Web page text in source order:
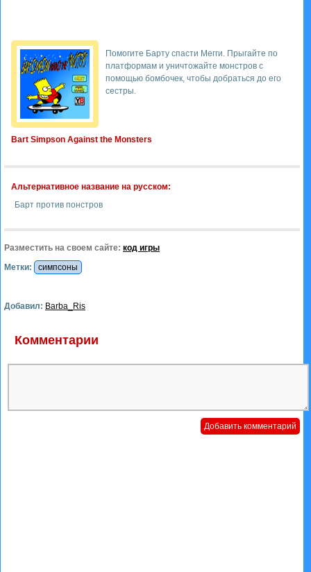
Bart Simpson Against the Monsters
Помогите Барту спасти Мегги. Прыгайте по
платформам и уничтожайте монстров с
помощью бомбочек, чтобы добраться до его
сестры.
Альтернативное название на русском:
Барт против понстров
Разместить на своем сайте: код игры
Метки:
симпсоны
Добавил: Barba_Ris
Комментарии